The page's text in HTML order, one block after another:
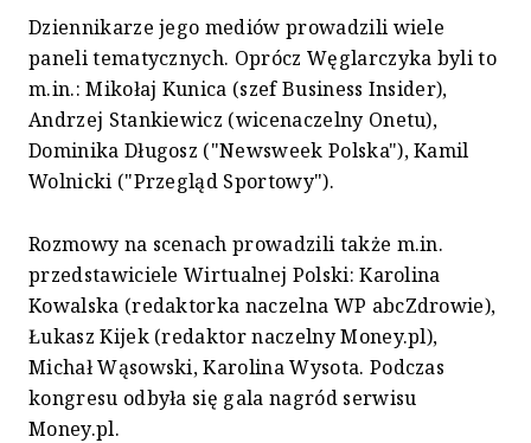
Dziennikarze jego mediów prowadzili wiele
paneli tematycznych. Oprócz Węglarczyka byli to
m.in.: Mikołaj Kunica (szef Business Insider),
Andrzej Stankiewicz (wicenaczelny Onetu),
Dominika Długosz ("Newsweek Polska"), Kamil
Wolnicki ("Przegląd Sportowy").
Rozmowy na scenach prowadzili także m.in.
przedstawiciele Wirtualnej Polski: Karolina
Kowalska (redaktorka naczelna WP abcZdrowie),
Łukasz Kijek (redaktor naczelny Money.pl),
Michał Wąsowski, Karolina Wysota. Podczas
kongresu odbyła się gala nagród serwisu
Money.pl.